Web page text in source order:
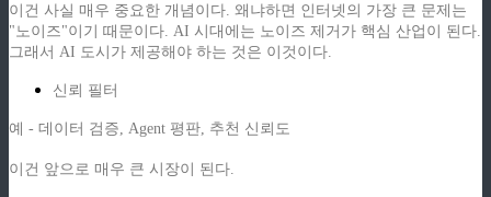
이건 사실 매우 중요한 개념이다. 왜냐하면 인터넷의 가장 큰 문제는
"노이즈"이기 때문이다. AI 시대에는 노이즈 제거가 핵심 산업이 된다.
그래서 AI 도시가 제공해야 하는 것은 이것이다.
신뢰 필터
예 - 데이터 검증, Agent 평판, 추천 신뢰도
이건 앞으로 매우 큰 시장이 된다.